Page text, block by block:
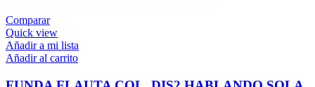
Comparar
Quick view
Añadir a mi lista
Añadir al carrito